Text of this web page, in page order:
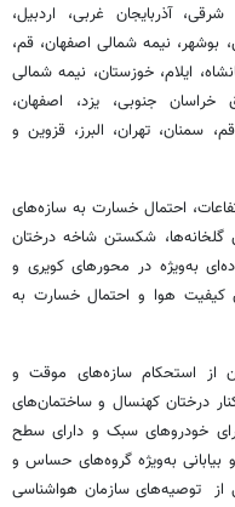
آذربایجان غربی، اردبیل،
بوشهر، نیمه شمالی اصفهان، قم،
ایلام، خوزستان، نیمه شمالی
جنوبی، یزد، اصفهان،
سمنان، تهران، البرز، قزوین و
احتمال خسارت به سازه‌های
گلخانه‌ها، شکستن شاخه درختان
به‌ویژه در محورهای کویری و
هوا و احتمال خسارت به
از استحکام‌ سازه‌های موقت و
درختان کهنسال و ساختمان‌های
برای خودروهای سبک و دارای سطح
بیابانی به‌ویژه گروه‌های حساس و
از توصیه‌های سازمان هواشناسی